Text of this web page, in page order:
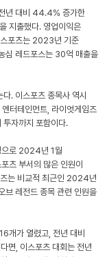
년 대비 44.4% 증가한
지출했다. 영업이익은
포츠는 2023년 기준
심 레드포스는 30억 매출을
. 이스포츠 종목사 역시
터테인먼트, 라이엇게임즈
투자까지 포함이다.
으로 2024년 1월
츠 부서의 많은 인원이
는 비교적 최근인 2024년
브 레전드 종목 관련 인원을
개가 열렸고, 전년 대비
면, 이스포츠 대회는 전년